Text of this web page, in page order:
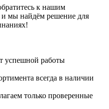
к нашим
и мы найдём решение для
успешной работы
всегда в наличии
только проверенные